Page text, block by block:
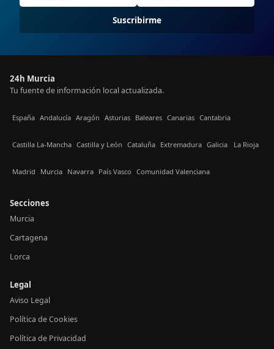
Suscribirme
24h Murcia
Tu fuente de información local actualizada.
España Andalucía Aragón Asturias Baleares Canarias Cantabria
Castilla La-Mancha Castilla y León Cataluña Extremadura Galicia La Rioja
Madrid Murcia Navarra País Vasco Comunidad Valenciana
Secciones
Murcia
Cartagena
Lorca
Legal
Aviso Legal
Política de Cookies
Política de Privacidad